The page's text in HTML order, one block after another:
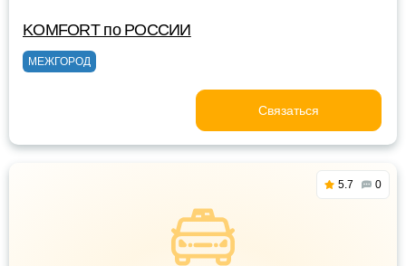
KOMFORT по РОССИИ
МЕЖГОРОД
Связаться
5.7 0